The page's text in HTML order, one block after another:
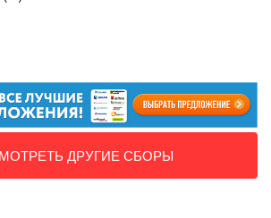
ДРУГИЕ СБОРЫ